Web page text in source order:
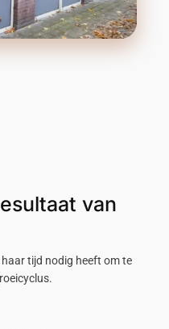
van
tijd nodig heeft om te